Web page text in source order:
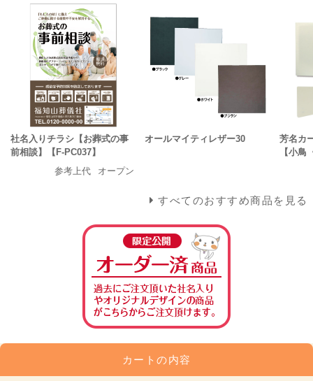
社名入りチラシ【お葬式の事
前相談】【F-PC037】
参考上代
オープン
オールマイティレザー30
芳名カ
【小鳥
すべてのおすすめ商品を見る
カートの内容